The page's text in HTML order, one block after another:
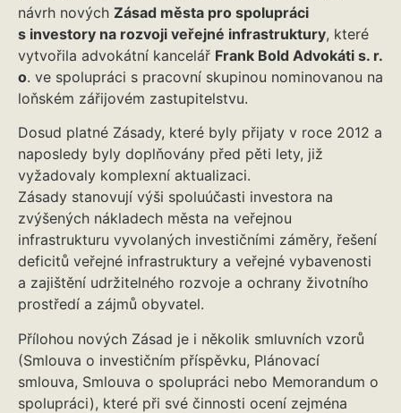
návrh nových Zásad města pro spolupráci
s investory na rozvoji veřejné infrastruktury, které
vytvořila advokátní kancelář Frank Bold Advokáti s. r.
o. ve spolupráci s pracovní skupinou nominovanou na
loňském zářijovém zastupitelstvu.
Dosud platné Zásady, které byly přijaty v roce 2012 a
naposledy byly doplňovány před pěti lety, již
vyžadovaly komplexní aktualizaci.
Zásady stanovují výši spoluúčasti investora na
zvýšených nákladech města na veřejnou
infrastrukturu vyvolaných investičními záměry, řešení
deficitů veřejné infrastruktury a veřejné vybavenosti
a zajištění udržitelného rozvoje a ochrany životního
prostředí a zájmů obyvatel.
Přílohou nových Zásad je i několik smluvních vzorů
(Smlouva o investičním příspěvku, Plánovací
smlouva, Smlouva o spolupráci nebo Memorandum o
spolupráci), které při své činnosti ocení zejména